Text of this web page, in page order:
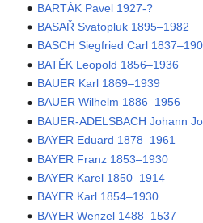
BARTÁK Pavel 1927-?
BASAŘ Svatopluk 1895–1982
BASCH Siegfried Carl
BATĚK Leopold 1856–1936
BAUER Karl 1869–1939
BAUER Wilhelm 1886–1956
BAUER-ADELSBACH Johann
BAYER Eduard 1878–1961
BAYER Franz 1853–1930
BAYER Karel 1850–1914
BAYER Karl 1854–1930
BAYER Wenzel 1488–1537